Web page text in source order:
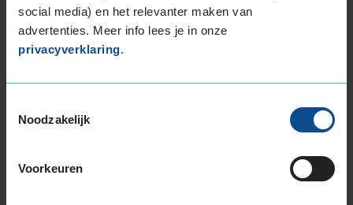
social media) en het relevanter maken van
advertenties. Meer info lees je in onze
privacyverklaring.
Noodzakelijk
Voorkeuren
Balanceren
Ventiel of TPMS service
Item